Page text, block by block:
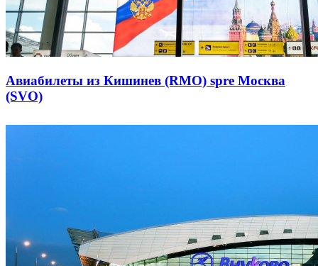
Авиабилеты из Кишинев (RMO) spre Москва
(SVO)